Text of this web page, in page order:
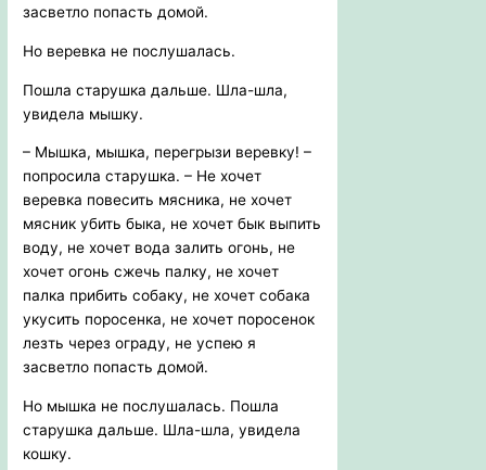
засветло попасть домой.
Но веревка не послушалась.
Пошла старушка дальше. Шла-шла,
увидела мышку.
– Мышка, мышка, перегрызи веревку! –
попросила старушка. – Не хочет
веревка повесить мясника, не хочет
мясник убить быка, не хочет бык выпить
воду, не хочет вода залить огонь, не
хочет огонь сжечь палку, не хочет
палка прибить собаку, не хочет собака
укусить поросенка, не хочет поросенок
лезть через ограду, не успею я
засветло попасть домой.
Но мышка не послушалась. Пошла
старушка дальше. Шла-шла, увидела
кошку.